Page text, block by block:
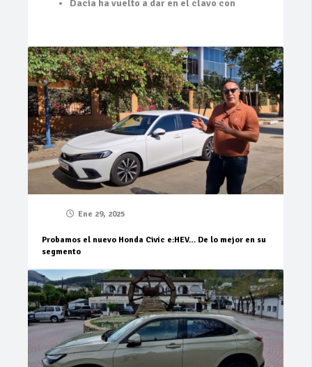
Dacia ha vuelto a dar en el clavo con
Ene 29, 2025
Probamos el nuevo Honda Civic e:HEV… De lo mejor en su
segmento